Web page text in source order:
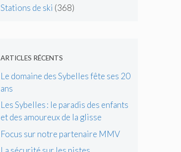
Stations de ski (368)
ARTICLES RÉCENTS
Le domaine des Sybelles fête ses 20
ans
Les Sybelles : le paradis des enfants
et des amoureux de la glisse
Focus sur notre partenaire MMV